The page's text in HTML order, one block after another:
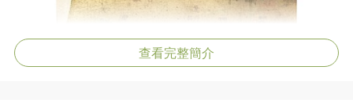
查看完整簡介